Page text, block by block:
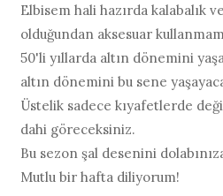
Elbisem hali hazırda kalabalık
olduğundan aksesuar
50'li yıllarda altın dönemini
altın dönemini bu sene
Üstelik sadece kıyafetlerde
dahi göreceksiniz.
Bu sezon şal desenini
Mutlu bir hafta diliyorum!